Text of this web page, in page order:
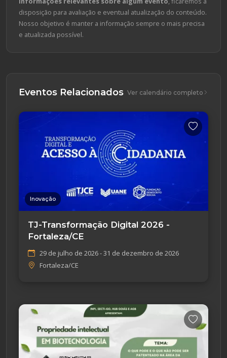
disposição para avaliação e eventual atualização do conteúdo.
Nosso objetivo é manter a informação sempre o mais precisa
e atualizada possível.
Eventos Relacionados Ver calendário completo
Inovação
TJ-Transformação Digital 2026 -
Fortaleza/CE
29 de julho de 2026 - 31 de dezembro de 2026
Fortaleza/CE